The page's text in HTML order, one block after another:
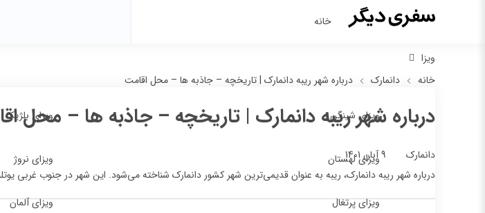
خانه
ویزا
ویزای شینگن ویزای بلژیک
ویزای لهستان ویزای نروژ
ویزای پرتغال ویزای آلمان
خانه دانمارک درباره شهر ریبه دانمارک | تاریخچه – جاذبه ها – محل اقامت
درباره شهر ریبه دانمارک | تاریخچه – جاذبه ها – محل
دانمارک 9 آبان 1401
درباره شهر ریبه دانمارک، ریبه به عنوان قدیمی‌ترین شهر کشور دانمارک شناخته می‌شود. این شهر در جنوب غربی